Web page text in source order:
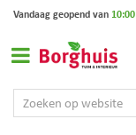
Vandaag geopend van 10:00